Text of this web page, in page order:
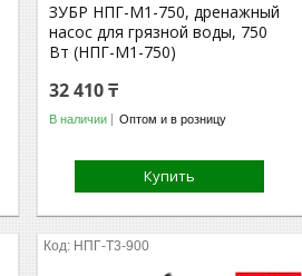
ЗУБР НПГ-М1-750, дренажный
насос для грязной воды, 750
Вт (НПГ-М1-750)
32 410 ₸
В наличии Оптом и в розницу
Купить
НПГ-Т3-900